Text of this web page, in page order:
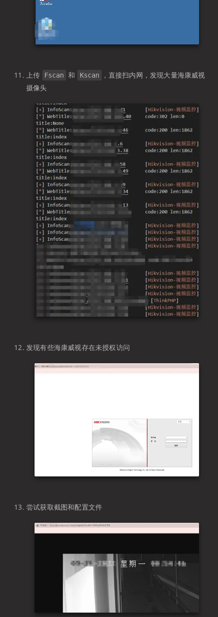
上传 Fscan 和 Kscan
，直接扫内网，发现大量海康威视
摄像头
发现有些海康威视存在未授权访问
尝试获取截图和配置文件